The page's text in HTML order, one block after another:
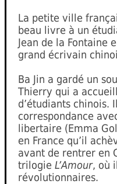
La petite ville
beau livre à un
Jean de la Fontaine
grand écrivain
Ba Jin a gardé un
Thierry qui a
d’étudiants chinois.
correspondance
libertaire (Emma
en France qu’il
avant de rentrer en
trilogie L’Amour, où
révolutionnaires.